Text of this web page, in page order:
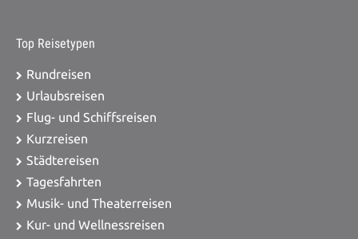
Top Reisetypen
Rundreisen
Urlaubsreisen
Flug- und Schiffsreisen
Kurzreisen
Städtereisen
Tagesfahrten
Musik- und Theaterreisen
Kur- und Wellnessreisen